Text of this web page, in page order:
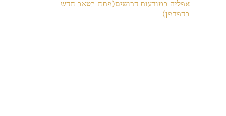
אפליה במודעות דרושים(פתח בטאב חדש
בדפדפן)